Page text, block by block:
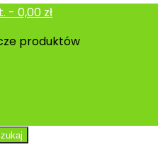
- 0,00 zł
produktów